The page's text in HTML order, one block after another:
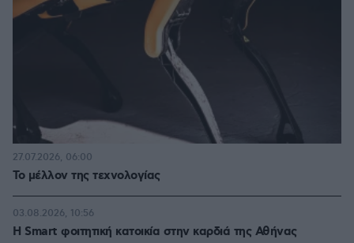
Το μέλλον της τεχνολογίας
27.07.2026, 06:00
Η Smart φοιτητική κατοικία στην καρδιά της Αθήνας
03.08.2026, 10:56